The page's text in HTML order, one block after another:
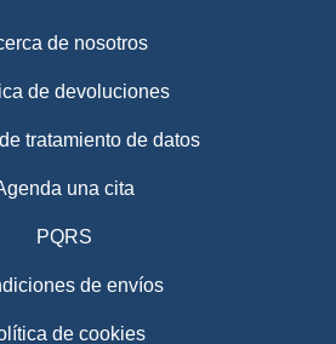
de nosotros
de devoluciones
tratamiento de datos
una cita
PQRS
de envíos
de cookies